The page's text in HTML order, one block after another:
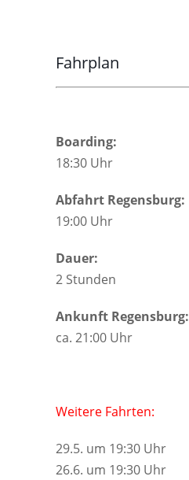
Fahrplan
Boarding:
18:30 Uhr
Abfahrt Regensburg:
19:00 Uhr
Dauer:
2 Stunden
Ankunft Regensburg:
ca. 21:00 Uhr
Weitere Fahrten:
29.5. um 19:30 Uhr
26.6. um 19:30 Uhr